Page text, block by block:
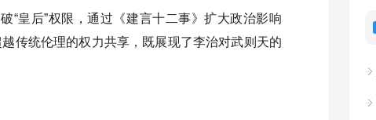
“皇后”权限，通过《建言十二事》扩大政治影响
传统伦理的权力共享，既展现了李治对武则天的